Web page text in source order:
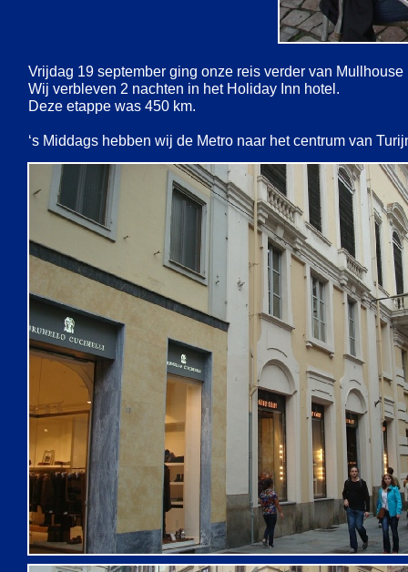
Vrijdag 19 september ging onze reis verder van
Wij verbleven 2 nachten in het Holiday Inn hotel.
Deze etappe was 450 km.
‘s Middags hebben wij de Metro naar het centrum van